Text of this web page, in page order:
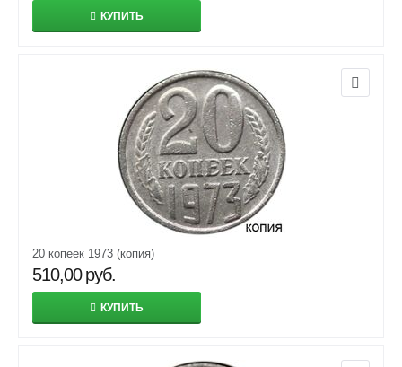
КУПИТЬ
20 копеек 1973 (копия)
510,00 руб.
КУПИТЬ